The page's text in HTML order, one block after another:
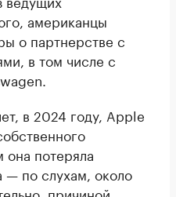
американцы
о партнерстве с
в том числе с
в 2024 году, Apple
она потеряла
— по слухам, около
причиной